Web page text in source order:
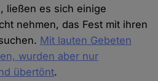
ließen es sich einige
nehmen, das Fest mit ihren
Mit lauten Gebeten
wurden aber nur
übertönt.